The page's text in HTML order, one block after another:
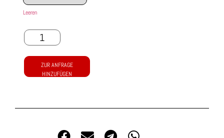
Leeren
ZUR ANFRAGE
HINZUFÜGEN